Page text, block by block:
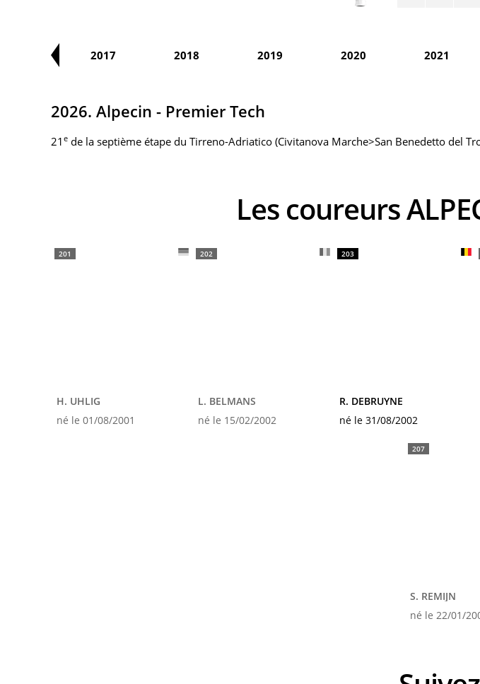
2017 2018 2019 2020 2021
2026. Alpecin - Premier Tech
21 e de la septième étape du Tirreno-Adriatico (Civitanova Marche>San Benedetto del
Les coureurs
201
H. UHLIG
né le 01/08/2001
202
L. BELMANS
né le 15/02/2002
203
R. DEBRUYNE
né le 31/08/2002
207
S. REMIJN
né le 22/01/